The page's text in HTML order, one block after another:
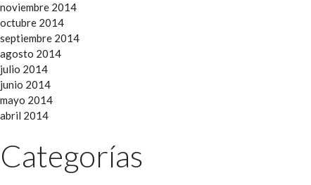
noviembre 2014
octubre 2014
septiembre 2014
agosto 2014
julio 2014
junio 2014
mayo 2014
abril 2014
Categorías